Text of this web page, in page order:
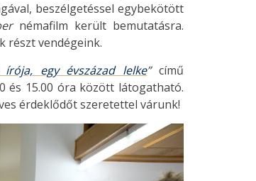
beszélgetéssel egybekötött
némafilm került bemutatásra.
részt vendégeink.
írója, egy évszázad lelke”című
és 15.00 óra között látogatható.
érdeklődőt szeretettel várunk!